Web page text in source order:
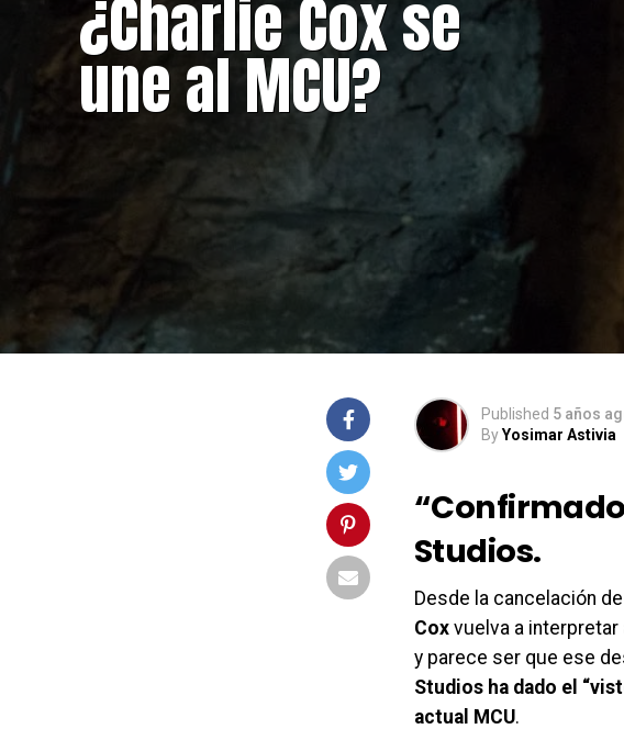
¿Charlie Cox se
une al MCU?
Published 5 años
ByYosimar Astivia
Studios.
Desde la cancelación
Cox vuelva a interpretar
y parece ser que ese
Studios ha dado el
actual MCU.